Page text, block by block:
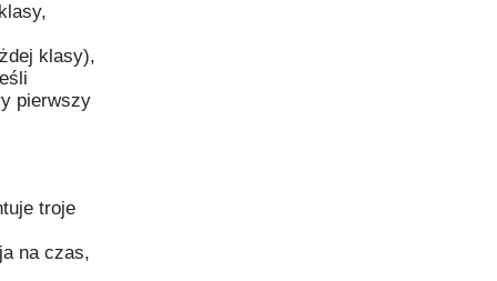
klasy),
pierwszy
troje
na czas,